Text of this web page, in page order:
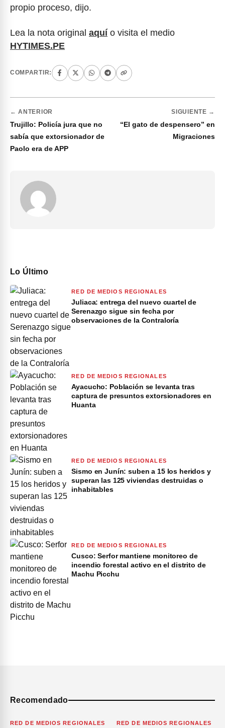
propio proceso, dijo.
Lea la nota original aquí o visita el medio
HYTIMES.PE
COMPARTIR:
← ANTERIOR
Trujillo: Policía jura que no
sabía que extorsionador de
Paolo era de APP
SIGUIENTE →
“El gato de despensero” en
Migraciones
Lo Último
RED DE MEDIOS REGIONALES
Juliaca: entrega del nuevo cuartel de
Serenazgo sigue sin fecha por
observaciones de la Contraloría
RED DE MEDIOS REGIONALES
Ayacucho: Población se levanta tras
captura de presuntos extorsionadores en
Huanta
RED DE MEDIOS REGIONALES
Sismo en Junín: suben a 15 los heridos y
superan las 125 viviendas destruidas o
inhabitables
RED DE MEDIOS REGIONALES
Cusco: Serfor mantiene monitoreo de
incendio forestal activo en el distrito de
Machu Picchu
Recomendado
RED DE MEDIOS REGIONALES RED DE MEDIOS REGIONALES